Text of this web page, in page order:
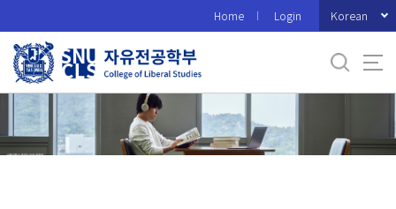
로
메
Home Login Korean